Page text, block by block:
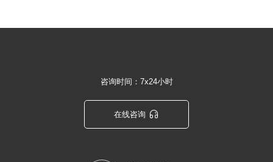
咨询时间：7x24小时
在线咨询 